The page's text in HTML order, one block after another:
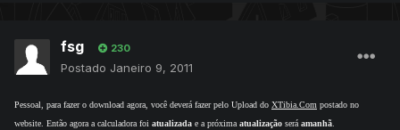
fsg 230
Postado Janeiro 9, 2011
Pessoal, para fazer o download agora, você deverá fazer pelo Upload do XTibia.Com postado no
website. Então agora a calculadora foi atualizada e a próxima atualização será amanhã